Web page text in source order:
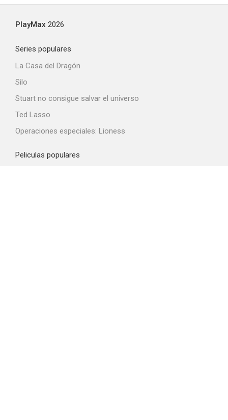
PlayMax 2026
Series populares
La Casa del Dragón
Silo
Stuart no consigue salvar el universo
Ted Lasso
Operaciones especiales: Lioness
Peliculas populares